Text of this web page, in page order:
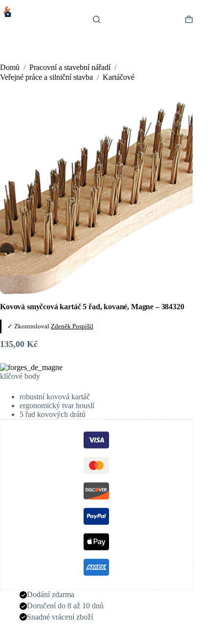
to
Shopping
Domů / Pracovní a stavební nářadí /
Veřejné práce a silniční stavba / Kartáčové
Kovová smyčcová kartáč 5 řad, kované, Magne – 384320
✓ Zkontroloval Zdeněk Pospíšil
135,00 Kč
klíčové body
robustní kovová kartáč
ergonomický tvar houslí
5 řad kovových drátů
Dodání zdarma
Doručení do 8 až 10 dnů
Snadné vrácení zboží